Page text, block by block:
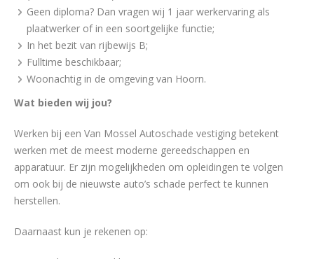
Geen diploma? Dan vragen wij 1 jaar werkervaring als
plaatwerker of in een soortgelijke functie;
In het bezit van rijbewijs B;
Fulltime beschikbaar;
Woonachtig in de omgeving van Hoorn.
Wat bieden wij jou?
Werken bij een Van Mossel Autoschade vestiging betekent
werken met de meest moderne gereedschappen en
apparatuur. Er zijn mogelijkheden om opleidingen te volgen
om ook bij de nieuwste auto’s schade perfect te kunnen
herstellen.
Daarnaast kun je rekenen op: